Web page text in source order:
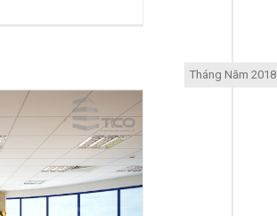
Tháng Năm 2018
Mẫu Thiết Kế Văn Phòng Hiện Đại, Đa